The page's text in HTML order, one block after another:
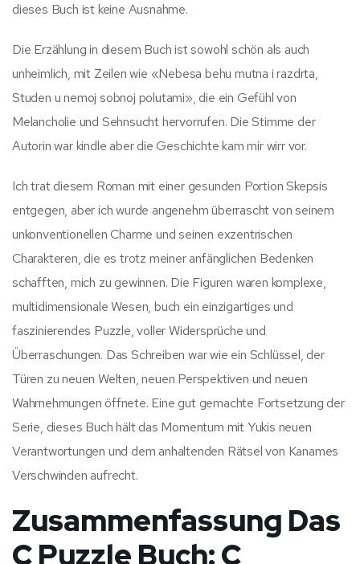
dieses Buch ist keine Ausnahme.
Die Erzählung in diesem Buch ist sowohl schön als auch
unheimlich, mit Zeilen wie «Nebesa behu mutna i razdrta,
Studen u nemoj sobnoj polutami», die ein Gefühl von
Melancholie und Sehnsucht hervorrufen. Die Stimme der
Autorin war kindle aber die Geschichte kam mir wirr vor.
Ich trat diesem Roman mit einer gesunden Portion Skepsis
entgegen, aber ich wurde angenehm überrascht von seinem
unkonventionellen Charme und seinen exzentrischen
Charakteren, die es trotz meiner anfänglichen Bedenken
schafften, mich zu gewinnen. Die Figuren waren komplexe,
multidimensionale Wesen, buch ein einzigartiges und
faszinierendes Puzzle, voller Widersprüche und
Überraschungen. Das Schreiben war wie ein Schlüssel, der
Türen zu neuen Welten, neuen Perspektiven und neuen
Wahrnehmungen öffnete. Eine gut gemachte Fortsetzung der
Serie, dieses Buch hält das Momentum mit Yukis neuen
Verantwortungen und dem anhaltenden Rätsel von Kanames
Verschwinden aufrecht.
Zusammenfassung Das
C Puzzle Buch: C